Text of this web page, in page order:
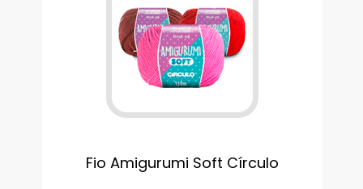
Fio Amigurumi Soft Círculo